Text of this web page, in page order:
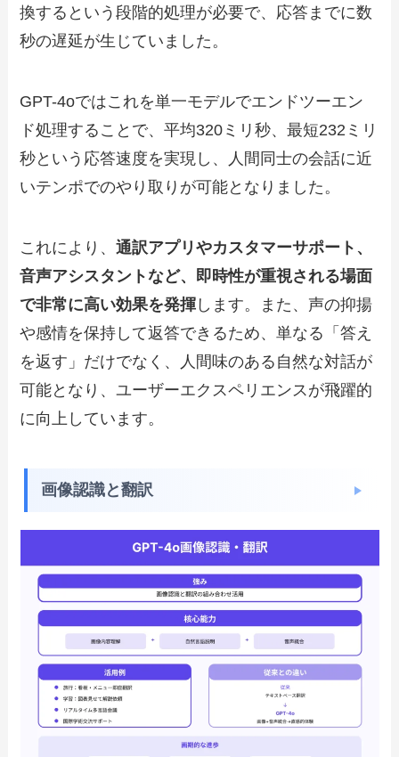
換するという段階的処理が必要で、応答までに数
秒の遅延が生じていました。
GPT-4oではこれを単一モデルでエンドツーエン
ド処理することで、平均320ミリ秒、最短232ミリ
秒という応答速度を実現し、人間同士の会話に近
いテンポでのやり取りが可能となりました。
これにより、通訳アプリやカスタマーサポート、
音声アシスタントなど、即時性が重視される場面
で非常に高い効果を発揮 します。また、声の抑揚
や感情を保持して返答できるため、単なる「答え
を返す」だけでなく、人間味のある自然な対話が
可能となり、ユーザーエクスペリエンスが飛躍的
に向上しています。
画像認識と翻訳